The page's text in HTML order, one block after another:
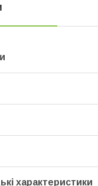
характеристики